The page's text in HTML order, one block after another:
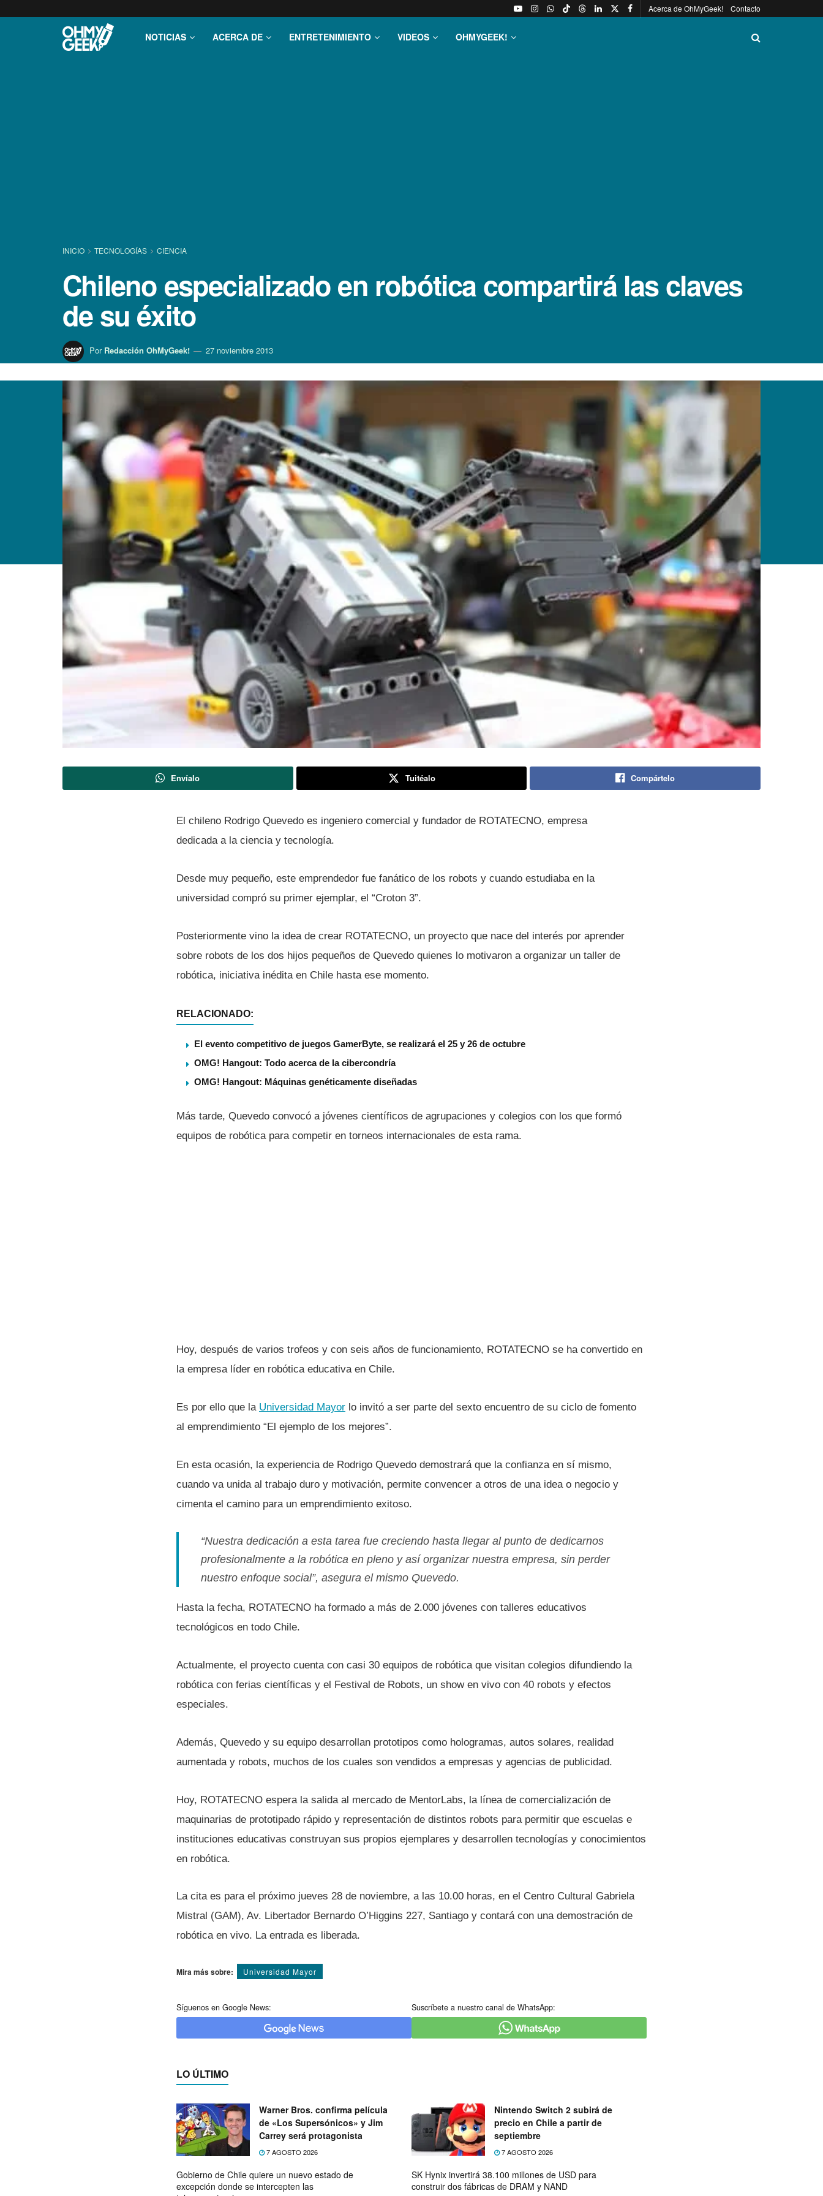
Acerca de OhMyGeek! Contacto
NOTICIAS ACERCA DE ENTRETENIMIENTO VIDEOS OHMYGEEK!
INICIO TECNOLOGÍ­AS CIENCIA
Chileno especializado en robótica compartirá las claves
de su éxito
Por Redacción OhMyGeek! 27 noviembre 2013
Envíalo Tuitéalo Compártelo
El chileno Rodrigo Quevedo es ingeniero comercial y fundador de ROTATECNO, empresa
dedicada a la ciencia y tecnologí­a.
Desde muy pequeño, este emprendedor fue fanático de los robots y cuando estudiaba en la
universidad compró su primer ejemplar, el “Croton 3”.
Posteriormente vino la idea de crear ROTATECNO, un proyecto que nace del interés por aprender
sobre robots de los dos hijos pequeños de Quevedo quienes lo motivaron a organizar un taller de
robótica, iniciativa inédita en Chile hasta ese momento.
RELACIONADO:
El evento competitivo de juegos GamerByte, se realizará el 25 y 26 de octubre
OMG! Hangout: Todo acerca de la cibercondrí­a
OMG! Hangout: Máquinas genéticamente diseñadas
Más tarde, Quevedo convocó a jóvenes cientí­ficos de agrupaciones y colegios con los que formó
equipos de robótica para competir en torneos internacionales de esta rama.
Hoy, después de varios trofeos y con seis años de funcionamiento, ROTATECNO se ha convertido en
la empresa lí­der en robótica educativa en Chile.
Es por ello que la Universidad Mayor lo invitó a ser parte del sexto encuentro de su ciclo de fomento
al emprendimiento “El ejemplo de los mejores”.
En esta ocasión, la experiencia de Rodrigo Quevedo demostrará que la confianza en sí­ mismo,
cuando va unida al trabajo duro y motivación, permite convencer a otros de una idea o negocio y
cimenta el camino para un emprendimiento exitoso.
“Nuestra dedicación a esta tarea fue creciendo hasta llegar al punto de dedicarnos
profesionalmente a la robótica en pleno y así­ organizar nuestra empresa, sin perder
nuestro enfoque social”, asegura el mismo Quevedo.
Hasta la fecha, ROTATECNO ha formado a más de 2.000 jóvenes con talleres educativos
tecnológicos en todo Chile.
Actualmente, el proyecto cuenta con casi 30 equipos de robótica que visitan colegios difundiendo la
robótica con ferias cientí­ficas y el Festival de Robots, un show en vivo con 40 robots y efectos
especiales.
Además, Quevedo y su equipo desarrollan prototipos como hologramas, autos solares, realidad
aumentada y robots, muchos de los cuales son vendidos a empresas y agencias de publicidad.
Hoy, ROTATECNO espera la salida al mercado de MentorLabs, la lí­nea de comercialización de
maquinarias de prototipado rápido y representación de distintos robots para permitir que escuelas e
instituciones educativas construyan sus propios ejemplares y desarrollen tecnologí­as y conocimientos
en robótica.
La cita es para el próximo jueves 28 de noviembre, a las 10.00 horas, en el Centro Cultural Gabriela
Mistral (GAM), Av. Libertador Bernardo O’Higgins 227, Santiago y contará con una demostración de
robótica en vivo. La entrada es liberada.
Mira más sobre: Universidad Mayor
Síguenos en Google News: Suscríbete a nuestro canal de WhatsApp:
LO ÚLTIMO
Warner Bros. confirma película
de «Los Supersónicos» y Jim
Carrey será protagonista
7 AGOSTO 2026
Nintendo Switch 2 subirá de
precio en Chile a partir de
septiembre
7 AGOSTO 2026
Gobierno de Chile quiere un nuevo estado de
excepción donde se intercepten las
SK Hynix invertirá 38.100 millones de USD para
construir dos fábricas de DRAM y NAND